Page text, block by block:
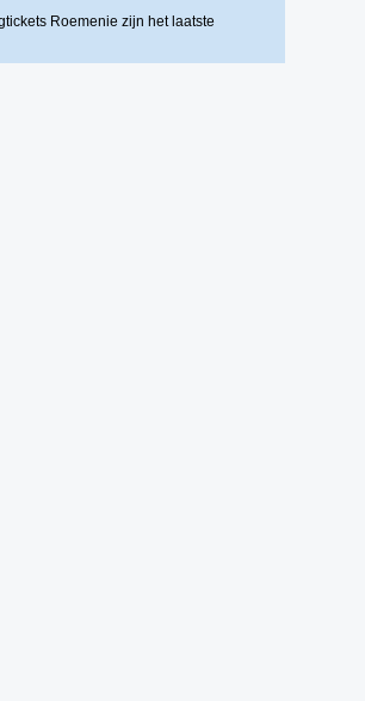
Roemenie zijn het laatste